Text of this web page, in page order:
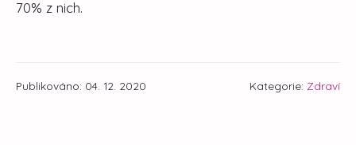
70% z nich.
Publikováno: 04. 12. 2020 Kategorie: Zdraví